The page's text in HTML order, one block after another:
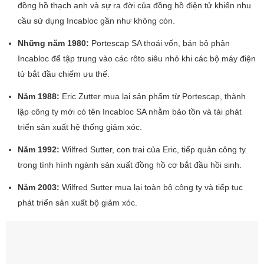
đồng hồ thạch anh và sự ra đời của đồng hồ điện tử khiến nhu
cầu sử dụng Incabloc gần như không còn.
Những năm 1980: Portescap SA thoái vốn, bán bộ phận
Incabloc để tập trung vào các rôto siêu nhỏ khi các bộ máy điện
tử bắt đầu chiếm ưu thế.
Năm 1988: Eric Zutter mua lại sản phẩm từ Portescap, thành
lập công ty mới có tên Incabloc SA nhằm bảo tồn và tái phát
triển sản xuất hệ thống giảm xóc.
Năm 1992: Wilfred Sutter, con trai của Eric, tiếp quản công ty
trong tình hình ngành sản xuất đồng hồ cơ bắt đầu hồi sinh.
Năm 2003: Wilfred Sutter mua lại toàn bộ công ty và tiếp tục
phát triển sản xuất bộ giảm xóc.